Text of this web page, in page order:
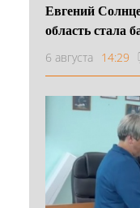
Евгений
область стала
6 августа 14:29